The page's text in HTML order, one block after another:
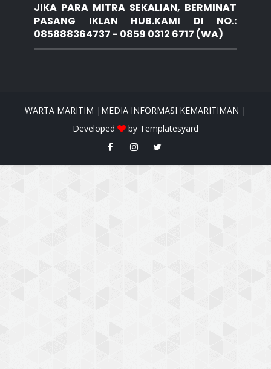
JIKA PARA MITRA SEKALIAN, BERMINAT
PASANG IKLAN HUB.KAMI DI NO.:
085888364737 - 0859 0312 6717 (WA)
WARTA MARITIM |MEDIA INFORMASI KEMARITIMAN |
Developed
by Templatesyard